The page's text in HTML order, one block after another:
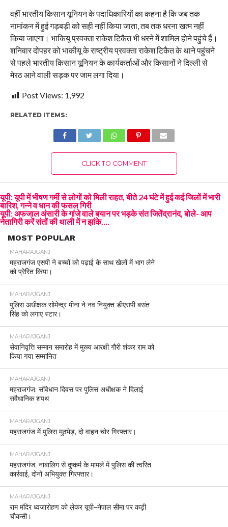
वहीं भारतीय किसान यूनियन के पदाधिकारियों का कहना है कि जब तक
नामांकन में हुई गड़बड़ी को सही नहीं किया जाता, तब तक धरना खत्म नहीं
किया जाएगा। भाकियू प्रवक्ता राकेश टिकैत भी धरने में शामिल होने पहुंचे हैं।
शनिवार दोपहर को भाकीयू के राष्ट्रीय प्रवक्ता राकेश टिकैत के थाने पहुंचने
से पहले भारतीय किसान यूनियन के कार्यकर्ताओं और किसानों ने दिल्ली से
मेरठ आने वाली सड़क पर जाम लगा दिया।
Post Views: 1,992
RELATED ITEMS:
CLICK TO COMMENT
यूपी: यूपी में भीषण गर्मी से लोगों को मिली राहत, बीते 24 घंटे में हुई कई जिलों में भारी
बारिश, गन्ने व धान की फसल गिरी
यूपी: अफजाल अंसारी के गांजे वाले बयान पर भड़के संत जितेंद्रानंद, बोले- आप
नेतागिरी करें संतों की थाली में न झांके….
MOST POPULAR
MAHARAJGANJ
महराजगंज एसपी ने बच्चों को पढ़ाई के साथ खेलों में भाग लेने
को प्रेरित किया।
MAHARAJGANJ
पुलिस अधीक्षक सोमेन्द्र मीना ने नव नियुक्त डीएसपी बसंत
सिंह को लगाए स्टार।
MAHARAJGANJ
सेवानिवृत्ति सम्मान समारोह में मुख्य आरक्षी गौरी शंकर राम को
किया गया सम्मानित
MAHARAJGANJ
महराजगंज: संविधान दिवस पर पुलिस अधीक्षक ने दिलाई
संवैधानिक शपथ
MAHARAJGANJ
महराजगंज में पुलिस मुठभेड़, दो वाहन चोर गिरफ्तार।
MAHARAJGANJ
महराजगंज: नाबालिग से दुष्कर्म के मामले में पुलिस की त्वरित
कार्रवाई, दोनों अभियुक्त गिरफ्तार।
MAHARAJGANJ
राम मंदिर ध्वजारोहण को लेकर यूपी–नेपाल सीमा पर कड़ी
चौकसी।